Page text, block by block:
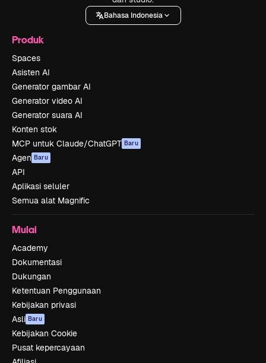
Bahasa Indonesia
Produk
Spaces
Asisten AI
Generator gambar AI
Generator video AI
Generator suara AI
Konten stok
MCP untuk Claude/ChatGPT Baru
Agen Baru
API
Aplikasi seluler
Semua alat Magnific
Mulai
Academy
Dokumentasi
Dukungan
Ketentuan Penggunaan
Kebijakan privasi
Asli Baru
Kebijakan Cookie
Pusat kepercayaan